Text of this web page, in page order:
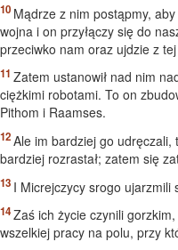
Mądrze z nim postąpmy,
wojna i on przyłączy się do
przeciwko nam oraz ujdzie z
Zatem ustanowił nad nim
ciężkimi robotami. To on
Pithom i Raamses.
Ale im bardziej go udręczali,
bardziej rozrastał; zatem się
I Micrejczycy srogo ujarzmili
Zaś ich życie czynili
wszelkiej pracy na polu, przy